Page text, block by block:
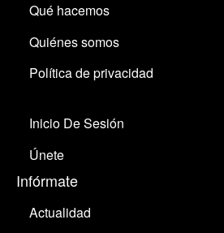
Qué hacemos
Quiénes somos
Política de privacidad
Inicio De Sesión
Únete
Infórmate
Actualidad